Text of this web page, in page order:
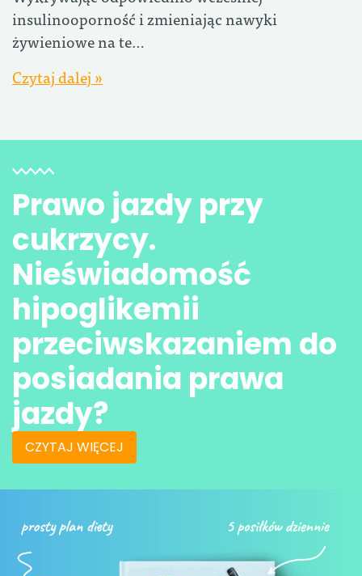
insulinooporność i zmieniając nawyki
żywieniowe na te…
Czytaj dalej »
Prawo jazdy przy
cukrzycy.
Nieświadomość
hipoglikemii
przeciwskazaniem do
posiadania prawa
jazdy?
CZYTAJ WIĘCEJ